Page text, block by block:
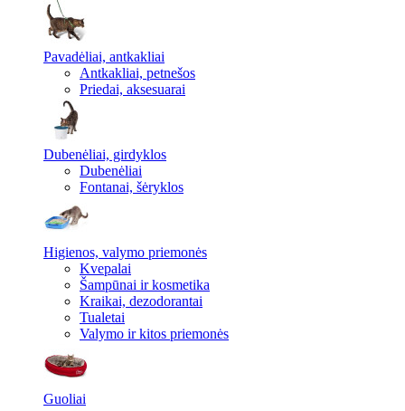
Pavadėliai, antkakliai
Antkakliai, petnešos
Priedai, aksesuarai
Dubenėliai, girdyklos
Dubenėliai
Fontanai, šėryklos
Higienos, valymo priemonės
Kvepalai
Šampūnai ir kosmetika
Kraikai, dezodorantai
Tualetai
Valymo ir kitos priemonės
Guoliai